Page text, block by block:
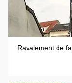
Ravalement de